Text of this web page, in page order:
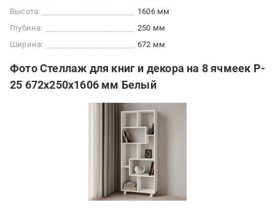
Высота:
1606 мм
Глубина:
250 мм
Ширина:
672 мм
Фото Стеллаж для книг и декора на 8 ячмеек P-
25 672х250х1606 мм Белый